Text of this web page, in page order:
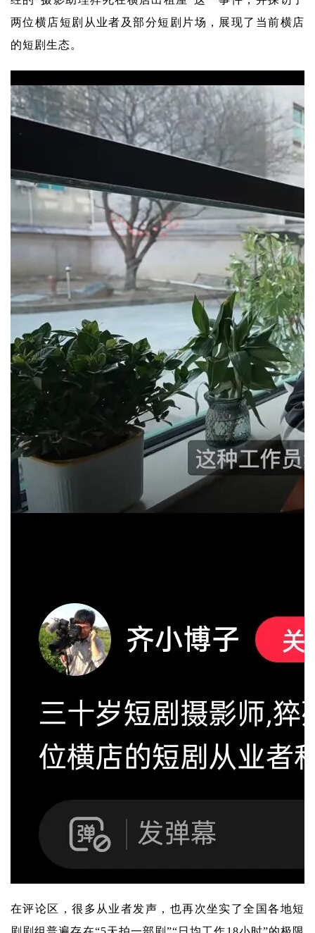
两位横店短剧从业者及部分短剧片场，展现了当前横店
的短剧生态。
在评论区，很多从业者发声，也再次坐实了全国各地短